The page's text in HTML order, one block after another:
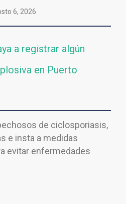
6, 2026
a registrar algún
en Puerto
de ciclosporiasis,
e insta a medidas
evitar enfermedades